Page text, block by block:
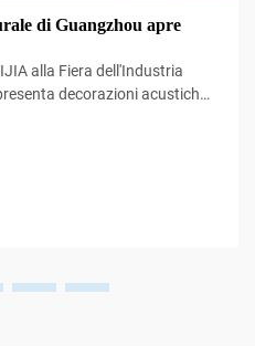
di Guangzhou apre
alla Fiera dell'Industria
decorazioni acustiche